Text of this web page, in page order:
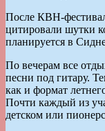
После КВН-
цитировали шутки
планируется в
По вечерам все
песни под гитару.
как и формат
Почти каждый из
детском или